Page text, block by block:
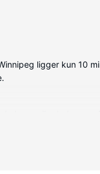
ligger kun 10
og bruser og